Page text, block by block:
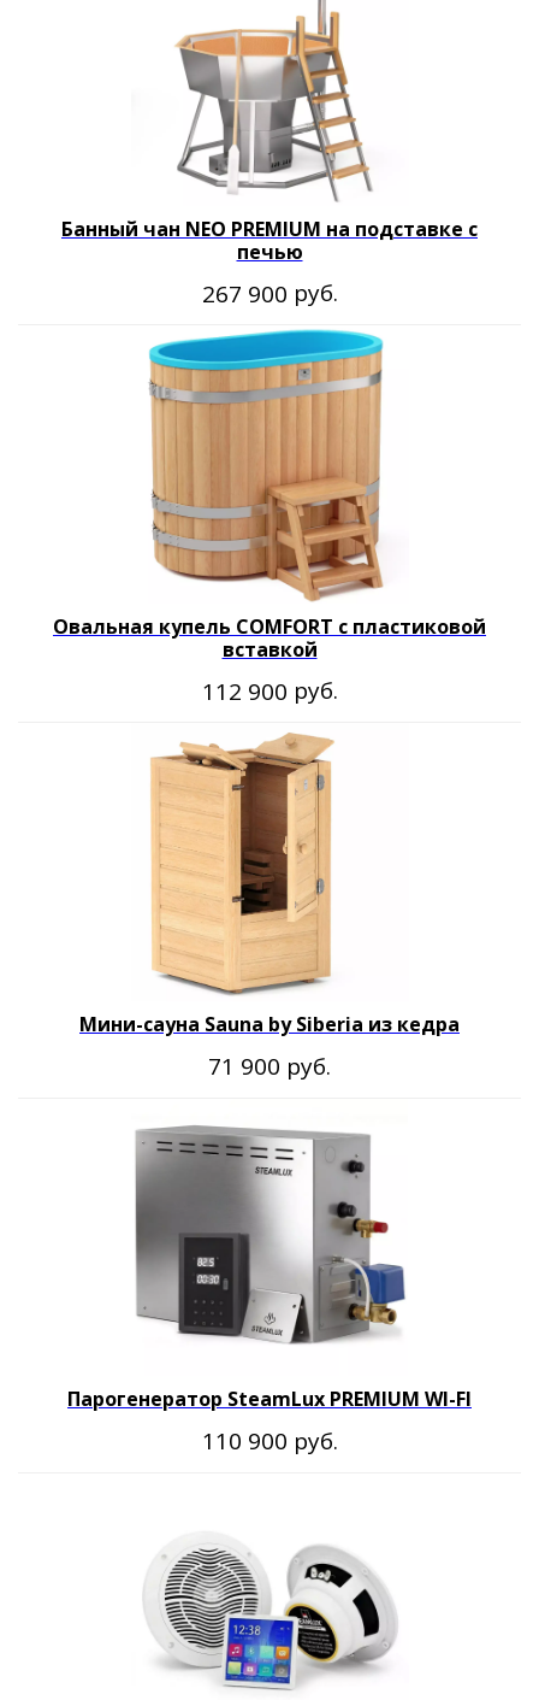
Банный чан NEO PREMIUM на подставке с
печью
267 900 руб.
Овальная купель COMFORT с пластиковой
вставкой
112 900 руб.
Мини-сауна Sauna by Siberia из кедра
71 900 руб.
Парогенератор SteamLux PREMIUM WI-FI
110 900 руб.